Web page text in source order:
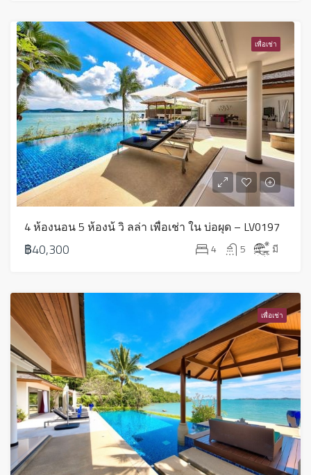
เพื่อเช่า
4 ห้องนอน 5 ห้องน้ วิ ลล่า เพื่อเช่า ใน บ่อผุด – LV0197
฿40,300 4 5 มี
เพื่อเช่า